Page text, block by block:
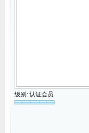
级别: 认证会员